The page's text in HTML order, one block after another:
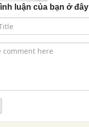
luận của bạn ở đây